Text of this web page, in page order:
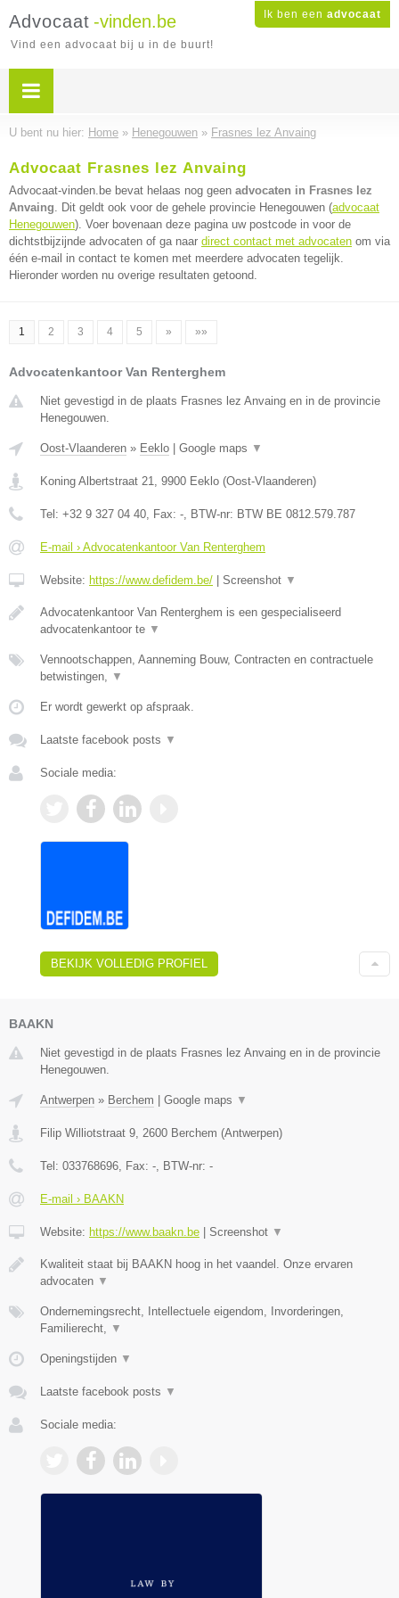
Ik ben een advocaat
Advocaat -vinden.be
Vind een advocaat bij u in de buurt!
U bent nu hier: Home » Henegouwen » Frasnes lez Anvaing
Advocaat Frasnes lez Anvaing
Advocaat-vinden.be bevat helaas nog geen advocaten in Frasnes lez
Anvaing. Dit geldt ook voor de gehele provincie Henegouwen (advocaat
Henegouwen). Voer bovenaan deze pagina uw postcode in voor de
dichtstbijzijnde advocaten of ga naar direct contact met advocaten om via
één e-mail in contact te komen met meerdere advocaten tegelijk.
Hieronder worden nu overige resultaten getoond.
1 2 3 4 5 » »»
Advocatenkantoor Van Renterghem
Niet gevestigd in de plaats Frasnes lez Anvaing en in de provincie
Henegouwen.
Oost-Vlaanderen » Eeklo Google maps ▼
Koning Albertstraat 21, 9900 Eeklo (Oost-Vlaanderen)
Tel: +32 9 327 04 40, Fax: -, BTW-nr: BTW BE 0812.579.787
E-mail › Advocatenkantoor Van Renterghem
Website: https://www.defidem.be/ Screenshot ▼
Advocatenkantoor Van Renterghem is een gespecialiseerd
advocatenkantoor te ▼
Vennootschappen, Aanneming Bouw, Contracten en contractuele
betwistingen, ▼
Er wordt gewerkt op afspraak.
Laatste facebook posts ▼
Sociale media:
BEKIJK VOLLEDIG PROFIEL
BAAKN
Niet gevestigd in de plaats Frasnes lez Anvaing en in de provincie
Henegouwen.
Antwerpen » Berchem Google maps ▼
Filip Williotstraat 9, 2600 Berchem (Antwerpen)
Tel: 033768696, Fax: -, BTW-nr: -
E-mail › BAAKN
Website: https://www.baakn.be Screenshot ▼
Kwaliteit staat bij BAAKN hoog in het vaandel. Onze ervaren
advocaten ▼
Ondernemingsrecht, Intellectuele eigendom, Invorderingen,
Familierecht, ▼
Openingstijden ▼
Laatste facebook posts ▼
Sociale media: